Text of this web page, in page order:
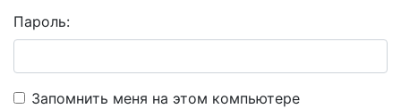
Пароль:
Запомнить меня на этом компьютере